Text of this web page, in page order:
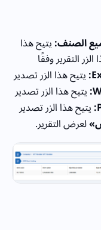
الصنف:يتيح هذا
التقرير وفقًا
يتيح هذا الزر تصدير
يتيح هذا الزر تصدير
يتيح هذا الزر تصدير
لعرض التقرير.